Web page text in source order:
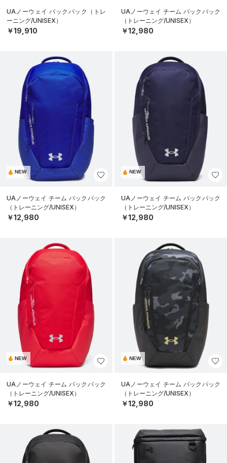
UAノーウェイ バックパック（トレ
ーニング/UNISEX）
￥19,910
UAノーウェイ チーム バックパック
（トレーニング/UNISEX）
￥12,980
NEW
UAノーウェイ チーム バックパック
（トレーニング/UNISEX）
￥12,980
NEW
UAノーウェイ チーム バックパック
（トレーニング/UNISEX）
￥12,980
NEW
UAノーウェイ チーム バックパック
（トレーニング/UNISEX）
￥12,980
NEW
UAノーウェイ チーム バックパック
（トレーニング/UNISEX）
￥12,980